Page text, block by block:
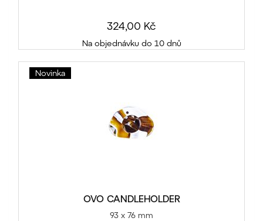
324,00 Kč
Na objednávku do 10 dnů
Novinka
OVO CANDLEHOLDER
93 x 76 mm